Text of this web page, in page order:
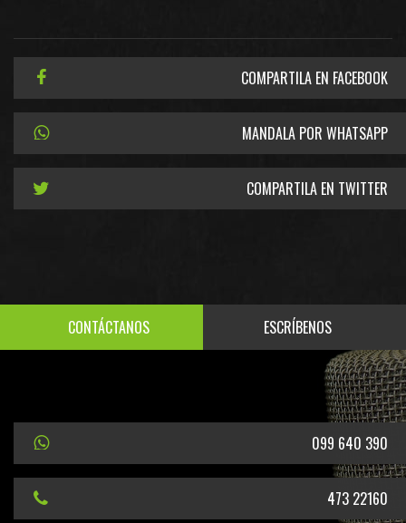
COMPARTILA EN FACEBOOK
MANDALA POR WHATSAPP
COMPARTILA EN TWITTER
CONTÁCTANOS ESCRÍBENOS
099 640 390
473 22160